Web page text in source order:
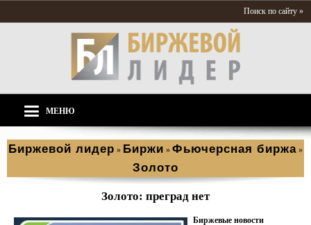
Поиск по сайту »
МЕНЮ
Биржевой лидер » Биржи » Фьючерсная биржа »
Золото
Золото: преград нет
Биржевые новости